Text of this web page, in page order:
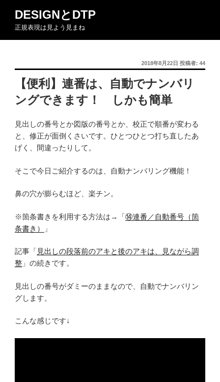
ン
DESIGNとDTP
正規表現は見よう見まね
投
稿
日:
2018年8月22日 投稿者: 44
【便利】連番は、自動でナンバリ
ングできます！ しかも簡単
見出しの番号とか図版の番号とか、校正で順番が変わる
と、修正が面倒くさいです。ひとつひとつ打ち直したあ
げく、間違ったりして。
そこで今日ご紹介するのは、自動ナンバリング機能！
鼻の穴が膨らむほど、楽チン。
※箇条書きを利用する方法は→「⑭連番／自動番号（箇
条書き）
」
記事「 見出しの段落前のアキと後のアキは、見ながら調
整 」の続きです。
見出しの番号がダミーのままなので、自動でナンバリン
グします。
こんな感じです↓